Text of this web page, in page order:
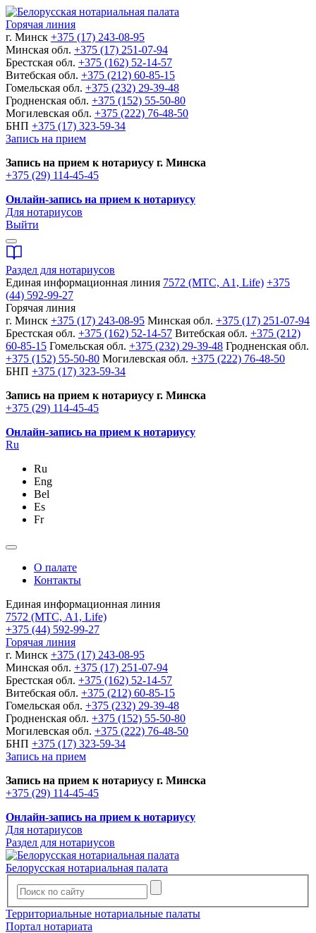
Горячая линия
г. Минск +375 (17) 243-08-95
Минская обл. +375 (17) 251-07-94
Брестская обл. +375 (162) 52-14-57
Витебская обл. +375 (212) 60-85-15
Гомельская обл. +375 (232) 29-39-48
Гродненская обл. +375 (152) 55-50-80
Могилевская обл. +375 (222) 76-48-50
БНП +375 (17) 323-59-34
Запись на прием
Запись на прием к нотариусу г. Минска
+375 (29) 114-45-45
Онлайн-запись на прием к нотариусу
Для нотариусов
Выйти
Раздел для нотариусов
Единая информационная линия 7572 (МТС, A1, Life) +375
(44) 592-99-27
Горячая линия
г. Минск +375 (17) 243-08-95 Минская обл. +375 (17) 251-07-94
Брестская обл. +375 (162) 52-14-57 Витебская обл. +375 (212)
60-85-15 Гомельская обл. +375 (232) 29-39-48 Гродненская обл.
+375 (152) 55-50-80 Могилевская обл. +375 (222) 76-48-50
БНП +375 (17) 323-59-34
Запись на прием к нотариусу г. Минска
+375 (29) 114-45-45
Онлайн-запись на прием к нотариусу
Ru
Ru
Eng
Bel
Es
Fr
О палате
Контакты
Единая информационная линия
7572 (МТС, A1, Life)
+375 (44) 592-99-27
Горячая линия
г. Минск +375 (17) 243-08-95
Минская обл. +375 (17) 251-07-94
Брестская обл. +375 (162) 52-14-57
Витебская обл. +375 (212) 60-85-15
Гомельская обл. +375 (232) 29-39-48
Гродненская обл. +375 (152) 55-50-80
Могилевская обл. +375 (222) 76-48-50
БНП +375 (17) 323-59-34
Запись на прием
Запись на прием к нотариусу г. Минска
+375 (29) 114-45-45
Онлайн-запись на прием к нотариусу
Для нотариусов
Раздел для нотариусов
Белорусская нотариальная палата
Территориальные нотариальные палаты
Портал нотариата